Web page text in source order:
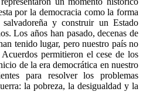
por la democracia como la forma
y construir un Estado
Los años han pasado, decenas de
tenido lugar, pero nuestro país no
permitieron el cese de los
de la era democrática en nuestro
para resolver los problemas
la pobreza, la desigualdad y la